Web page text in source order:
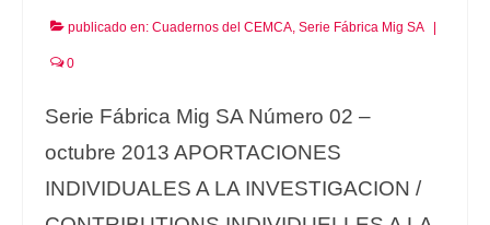
publicado en: Cuadernos del CEMCA, Serie Fábrica Mig SA
0
Serie Fábrica Mig SA Número 02 –
octubre 2013 APORTACIONES
INDIVIDUALES A LA INVESTIGACION /